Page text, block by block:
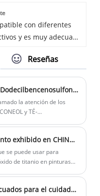
al mercado global.
con un mejor
con el DOE
con diferentes
y es muy adecuado
el detergente líquido
el tensioactivo
para reemplazar
satisfacer la demanda
decir, menos
Reseñas
SQ-SE785 - Dimeticona y TEA-Dodecilbencenosulfonato para cabello
la atención de los
y TÉ-
champús,
y limpiadores para la piel.
Opacificador para recubrimiento exhibido en CHINACOAT 2024
se puede usar para
de titanio en pinturas
convierte en una opción¿Cómo elegir espesantes adecuados para el cuidado personal?